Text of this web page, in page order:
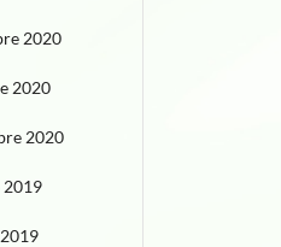
2020
2020
2020
2019